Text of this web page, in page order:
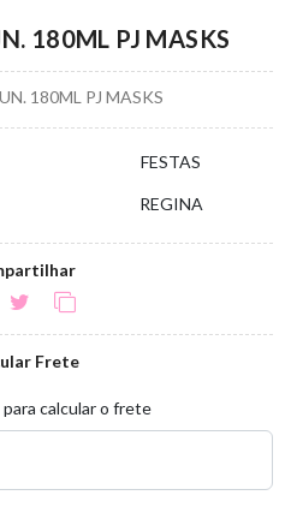
180ML PJ MASKS
180ML PJ MASKS
FESTAS
REGINA
Frete
calcular o frete